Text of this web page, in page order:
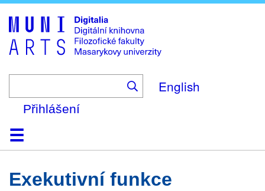
to
main
content
English
Přihlášení
DomůKolekce
Prohlížení
Vyhledávání
O platformě
Nápověda
KontaktDigitalia
exekutivní funkce